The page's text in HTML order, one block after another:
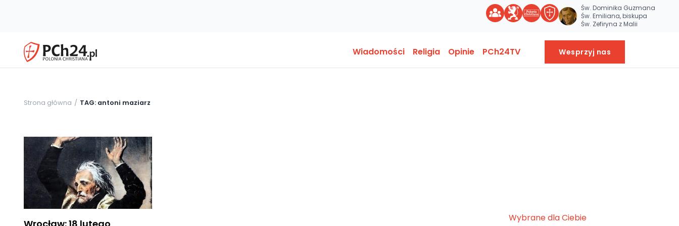
Św. Dominika Guzmana
Św. Emiliana, biskupa
Św. Zefiryna z Malii
Wiadomości Religia Opinie PCh24TV Wesprzyj nas
Strona główna TAG: antoni maziarz
Wybrane dla Ciebie